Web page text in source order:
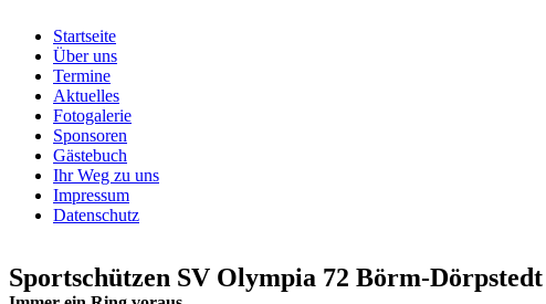
Startseite
Über uns
Termine
Aktuelles
Fotogalerie
Sponsoren
Gästebuch
Ihr Weg zu uns
Impressum
Datenschutz
Sportschützen SV Olympia 72 Börm-Dörpstedt